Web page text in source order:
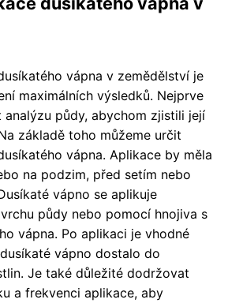
vápna v zemědělství je
maximálních výsledků. Nejprve
půdy, abychom zjistili její
základě toho můžeme určit
vápna. Aplikace by měla
na podzim, před setím nebo
vápno se aplikuje
půdy nebo pomocí hnojiva s
vápna. Po aplikaci je vhodné
vápno dostalo do
Je také důležité dodržovat
a frekvenci aplikace, aby